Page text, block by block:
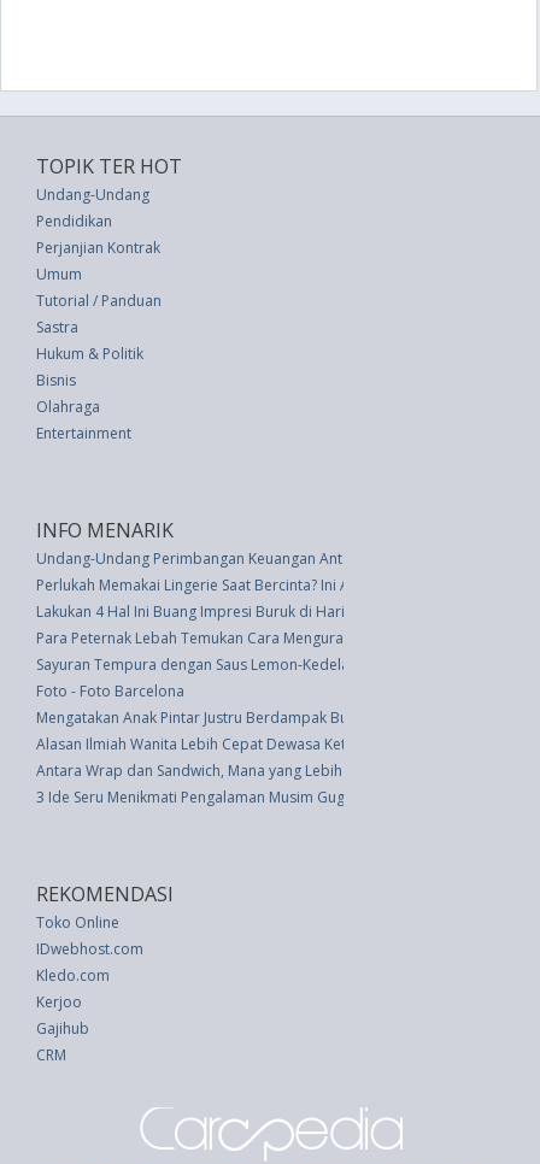
TOPIK TER HOT
Undang-Undang
Pendidikan
Perjanjian Kontrak
Umum
Tutorial / Panduan
Sastra
Hukum & Politik
Bisnis
Olahraga
Entertainment
INFO MENARIK
Undang-Undang Perimbangan Keuangan Antara Pemerintah Pusat Dan
Perlukah Memakai Lingerie Saat Bercinta? Ini Alasannya
Lakukan 4 Hal Ini Buang Impresi Buruk di Hari Pertama Kerja
Para Peternak Lebah Temukan Cara Mengurangi Limbah Plastik
Sayuran Tempura dengan Saus Lemon-Kedelai, Yuk Intip Cara
Foto - Foto Barcelona
Mengatakan Anak Pintar Justru Berdampak Buruk pada Prestasinya
Alasan Ilmiah Wanita Lebih Cepat Dewasa Ketimbang Pria
Antara Wrap dan Sandwich, Mana yang Lebih Sehat?
3 Ide Seru Menikmati Pengalaman Musim Gugur di Jepang
REKOMENDASI
Toko Online
IDwebhost.com
Kledo.com
Kerjoo
Gajihub
CRM